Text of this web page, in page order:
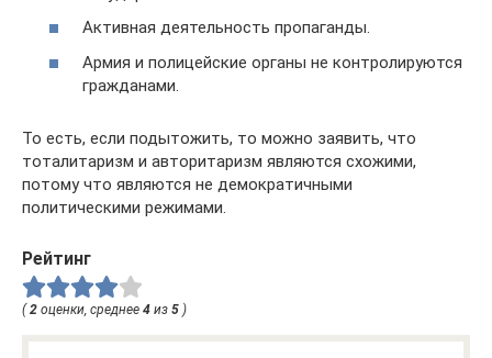
Активная деятельность пропаганды.
Армия и полицейские органы не контролируются
гражданами.
То есть, если подытожить, то можно заявить, что
тоталитаризм и авторитаризм являются схожими,
потому что являются не демократичными
политическими режимами.
Рейтинг
( 2 оценки, среднее 4 из 5 )